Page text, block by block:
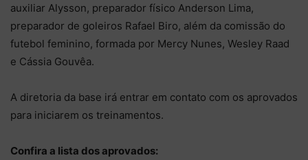
auxiliar Alysson, preparador físico Anderson Lima,
preparador de goleiros Rafael Biro, além da comissão do
futebol feminino, formada por Mercy Nunes, Wesley Raad
e Cássia Gouvêa.
A diretoria da base irá entrar em contato com os aprovados
para iniciarem os treinamentos.
Confira a lista dos aprovados: